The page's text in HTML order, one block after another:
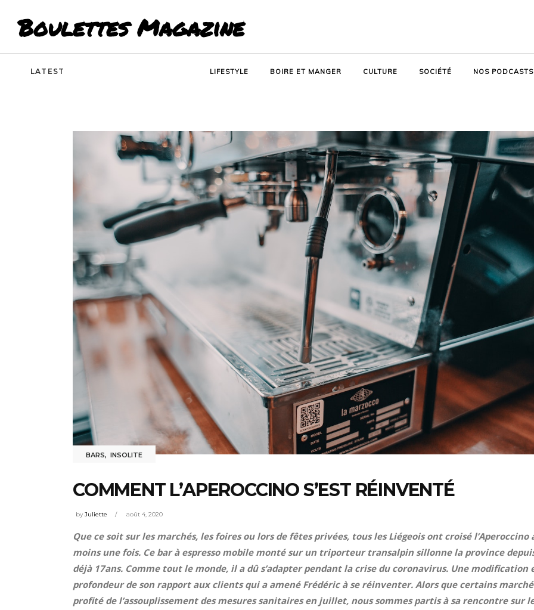
Boulettes Magazine
LATEST LIFESTYLE BOIRE ET MANGER CULTURE SOCIÉTÉ NOS PODCASTS
BARS,INSOLITE
COMMENT L’APEROCCINO S’EST RÉINVENTÉ
byJuliette août 4, 2020
Que ce soit sur les marchés, les foires ou lors de fêtes privées, tous les Liégeois ont croisé l’Aperoccino
moins une fois. Ce bar à espresso mobile monté sur un triporteur transalpin sillonne la province
déjà 17ans. Comme tout le monde, il a dû s’adapter pendant la crise du coronavirus. Une modification
profondeur de son rapport aux clients qui a amené Frédéric à se réinventer. Alors que certains
profité de l’assouplissement des mesures sanitaires en juillet, nous sommes partis à sa rencontre sur